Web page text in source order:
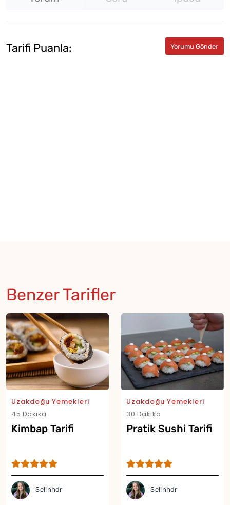
Tarifi Puanla:
Benzer Tarifler
Uzakdoğu Yemekleri
45 Dakika
Kimbap Tarifi
Selinhdr
Uzakdoğu Yemekleri
30 Dakika
Pratik Sushi Tarifi
Selinhdr